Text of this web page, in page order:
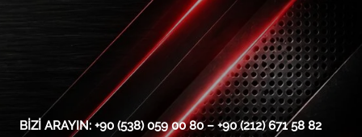
BIZI ARAYIN: +90 (538) 059 00 80 – +90 (212) 671 58 82